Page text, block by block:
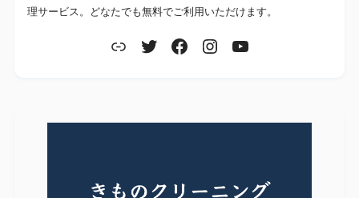
理サービス。どなたでも無料でご利用いただけます。